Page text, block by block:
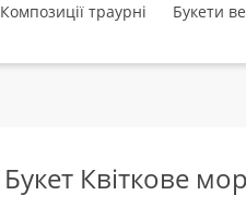
Композиції траурні Букети
Букет Квіткове